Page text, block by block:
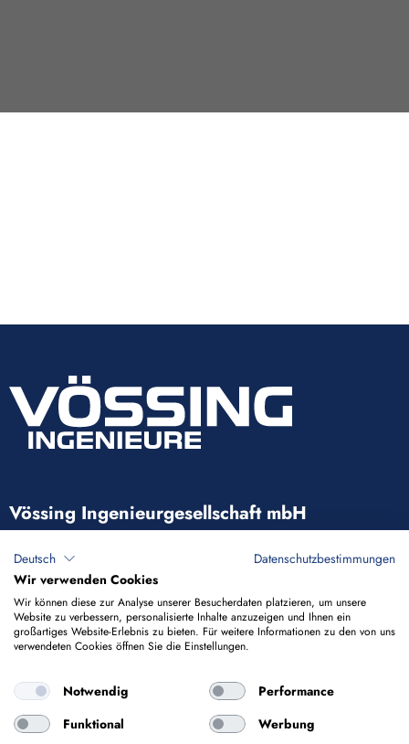
Vössing Ingenieurgesellschaft mbH
Brunnenstraße 29-31
40223 Düsseldorf
+49 211 9054-5
info@voessing.de
Deutsch
Datenschutzbestimmungen
Wir verwenden Cookies
Wir können diese zur Analyse unserer Besucherdaten platzieren, um unsere
Website zu verbessern, personalisierte Inhalte anzuzeigen und Ihnen ein
großartiges Website-Erlebnis zu bieten. Für weitere Informationen zu den von uns
verwendeten Cookies öffnen Sie die Einstellungen.
Notwendig
Performance
Funktional
Werbung